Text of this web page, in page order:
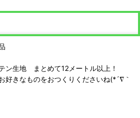
ン生地 まとめて12メートル以上！
きなものをおつくりくださいね(*´∇｀